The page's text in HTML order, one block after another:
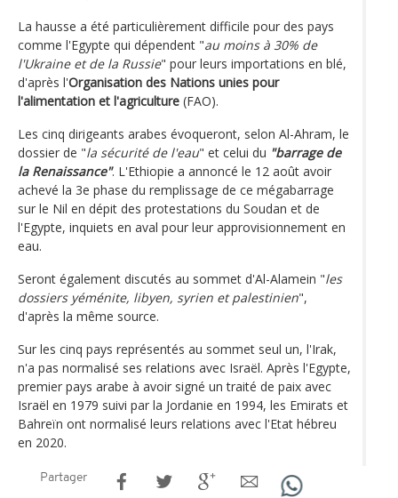
La hausse a été particulièrement difficile pour des pays
comme l'Egypte qui dépendent "au moins à 30% de
l'Ukraine et de la Russie" pour leurs importations en blé,
d'après l'Organisation des Nations unies pour
l'alimentation et l'agriculture (FAO).
Les cinq dirigeants arabes évoqueront, selon Al-Ahram, le
dossier de "la sécurité de l'eau" et celui du "barrage de
la Renaissance". L'Ethiopie a annoncé le 12 août avoir
achevé la 3e phase du remplissage de ce mégabarrage
sur le Nil en dépit des protestations du Soudan et de
l'Egypte, inquiets en aval pour leur approvisionnement en
eau.
Seront également discutés au sommet d'Al-Alamein "les
dossiers yéménite, libyen, syrien et palestinien",
d'après la même source.
Sur les cinq pays représentés au sommet seul un, l'Irak,
n'a pas normalisé ses relations avec Israël. Après l'Egypte,
premier pays arabe à avoir signé un traité de paix avec
Israël en 1979 suivi par la Jordanie en 1994, les Emirats et
Bahreïn ont normalisé leurs relations avec l'Etat hébreu
en 2020.
Partager